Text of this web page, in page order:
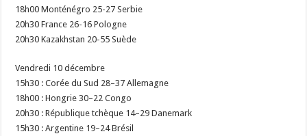
18h00 Monténégro 25-27 Serbie
20h30 France 26-16 Pologne
20h30 Kazakhstan 20-55 Suède
Vendredi 10 décembre
15h30 : Corée du Sud 28–37 Allemagne
18h00 : Hongrie 30–22 Congo
20h30 : République tchèque 14–29 Danemark
15h30 : Argentine 19–24 Brésil